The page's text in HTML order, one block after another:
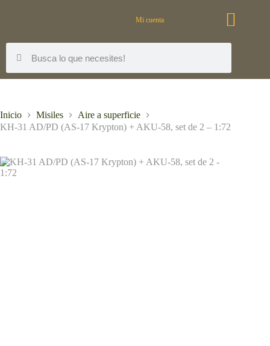
Mi cuenta
Inicio Misiles
Aire a superficie
KH-31 AD/PD (AS-17 Krypton) + AKU-58, set de 2 – 1:72